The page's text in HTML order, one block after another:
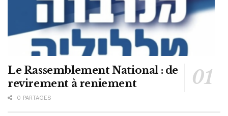
Le Rassemblement National : de
revirement à reniement
0 PARTAGES